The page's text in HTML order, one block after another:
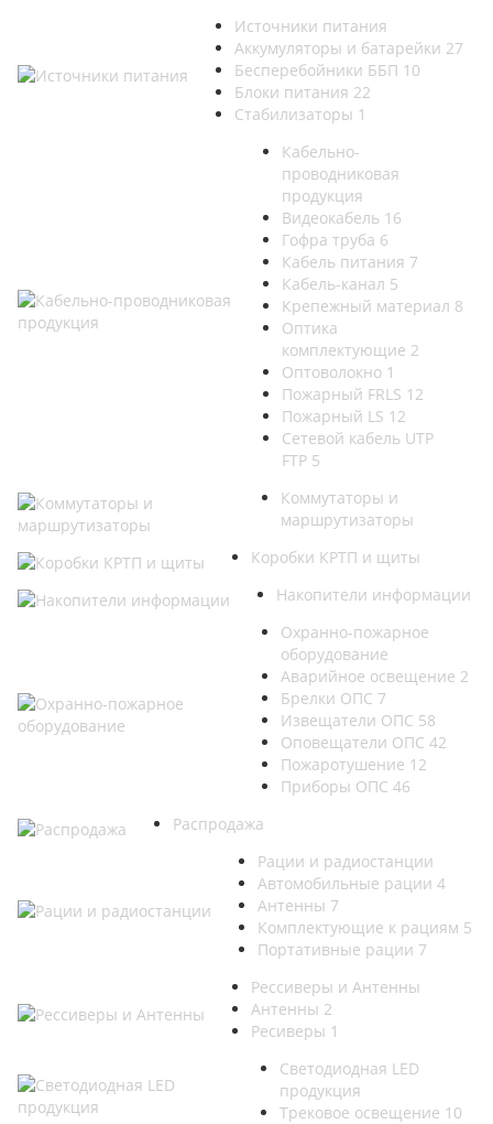
Источники питания
Аккумуляторы и батарейки 27
Бесперебойники ББП 10
Блоки питания 22
Стабилизаторы 1
Кабельно-
проводниковая
продукция
Видеокабель 16
Гофра труба 6
Кабель питания 7
Кабель-канал 5
Крепежный материал 8
Оптика
комплектующие 2
Оптоволокно 1
Пожарный FRLS 12
Пожарный LS 12
Сетевой кабель UTP
FTP 5
Коммутаторы и
маршрутизаторы
Коробки КРТП и щиты
Накопители информации
Охранно-пожарное
оборудование
Аварийное освещение 2
Брелки ОПС 7
Извещатели ОПС 58
Оповещатели ОПС 42
Пожаротушение 12
Приборы ОПС 46
Распродажа
Рации и радиостанции
Автомобильные рации 4
Антенны 7
Комплектующие к рациям 5
Портативные рации 7
Рессиверы и Антенны
Антенны 2
Ресиверы 1
Светодиодная LED
продукция
Трековое освещение 10